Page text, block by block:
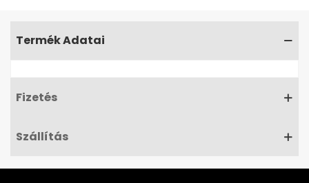
Termék Adatai
Fizetés
Szállítás